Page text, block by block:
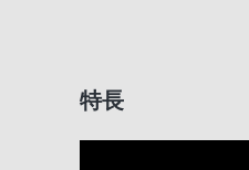
特長